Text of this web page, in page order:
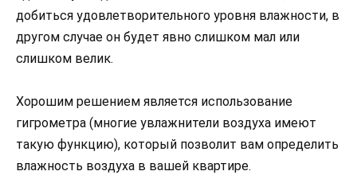
добиться удовлетворительного уровня влажности, в
другом случае он будет явно слишком мал или
слишком велик.
Хорошим решением является использование
гигрометра (многие увлажнители воздуха имеют
такую функцию), который позволит вам определить
влажность воздуха в вашей квартире.